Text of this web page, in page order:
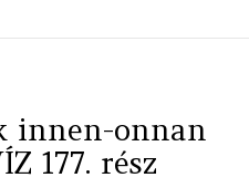
innen-onnan
177. rész